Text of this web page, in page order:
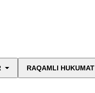
RAQAMLI HUKUMAT